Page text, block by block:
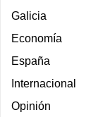
Galicia
Economía
España
Internacional
Opinión